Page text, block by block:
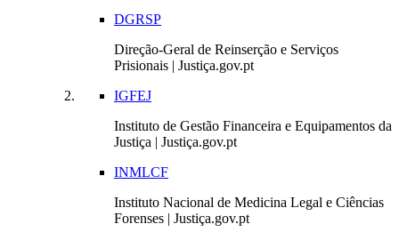
DGRSP
Direção-Geral de Reinserção e Serviços
Prisionais | Justiça.gov.pt
IGFEJ
Instituto de Gestão Financeira e Equipamentos da
Justiça | Justiça.gov.pt
INMLCF
Instituto Nacional de Medicina Legal e Ciências
Forenses | Justiça.gov.pt